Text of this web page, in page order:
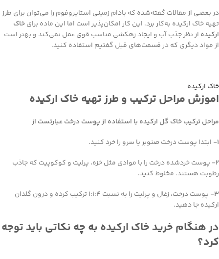
در بعضی از مقالات گفته‌شده که بادام زمینی استایروفوم را می‌توان برای طرز
تهیه خاک ارکیده به‌کار برد. این کار امکان‌پذیر است اما این ماده برایخاک
ارکیده از نظر جذب آب و ایجاد زهکشی مناسب قوی عمل نمی‌کند و بهتر است
از مواد دیگری که در قسمت‌های قبل گفتیم استفاده کنید.
خاک ارکیده
اموزش مراحل ترکیب و طرز تهیه خاک ارکیده
مراحل ترکیب خاک گل ارکیده با استفاده از پوست درخت عبارتست از
۱- ابتدا پوست درخت صنوبر یا سرو را خرد کنید.
۲- پوست خردشده درخت را با موادی مثل خزه، پرلیت و کوکوپیت که جاذب
رطوبت هستند، مخلوط کنید.
۳-
پوست درخت، زغال و پرلیت را به نسبت ۱:۱:۴ ترکیب کرده و درون گلدان
ارکیده جا دهید.
در هنگام خرید خاک ارکیده به چه نکاتی باید توجه
کرد؟